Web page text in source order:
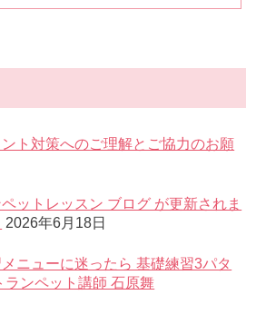
ト対策へのご理解とご協力のお願
ットレッスン ブログ が更新されま
2026年6月18日
ニューに迷ったら 基礎練習3パタ
ランペット講師 石原舞